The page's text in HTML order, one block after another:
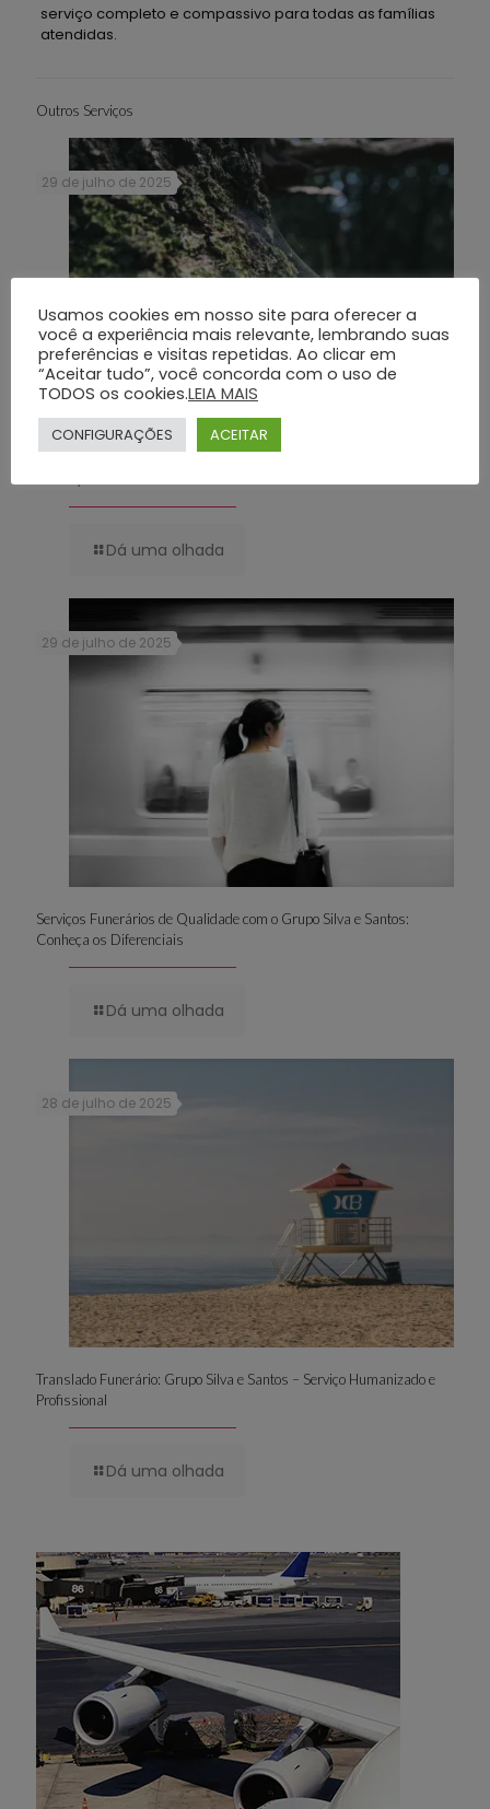
serviço completo e compassivo para todas as famílias
atendidas.
Outros Serviços
29 de julho de 2025
Dá uma olhada
29 de julho de 2025
Serviços Funerários de Qualidade com o Grupo Silva e Santos:
Conheça os Diferenciais
Dá uma olhada
28 de julho de 2025
Translado Funerário: Grupo Silva e Santos – Serviço Humanizado e
Profissional
Dá uma olhada
Usamos cookies em nosso site para oferecer a
você a experiência mais relevante, lembrando suas
preferências e visitas repetidas. Ao clicar em
“Aceitar tudo”, você concorda com o uso de
TODOS os cookies.LEIA MAIS
CONFIGURAÇÕES ACEITAR